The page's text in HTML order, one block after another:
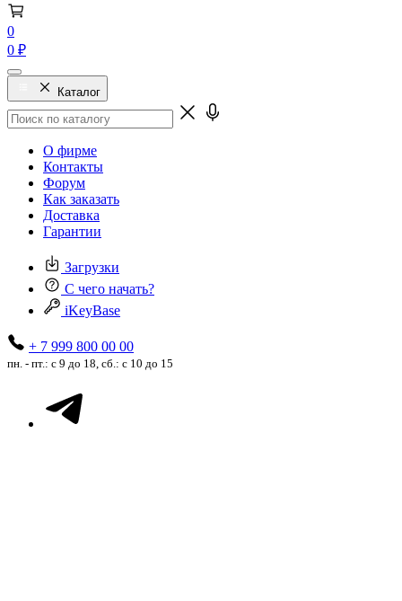
0
0 ₽
Каталог
О фирме
Контакты
Форум
Как заказать
Доставка
Гарантии
Загрузки
С чего начать?
iKeyBase
+ 7 999 800 00 00
пн. - пт.: с 9 до 18, сб.: с 10 до 15